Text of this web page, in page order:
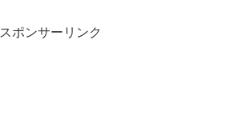
スポンサーリンク